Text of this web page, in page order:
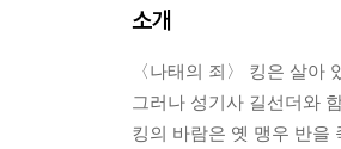
소개
〈나태의 죄〉 킹은 살아
그러나 성기사 길선더와
킹의 바람은 옛 맹우 반을